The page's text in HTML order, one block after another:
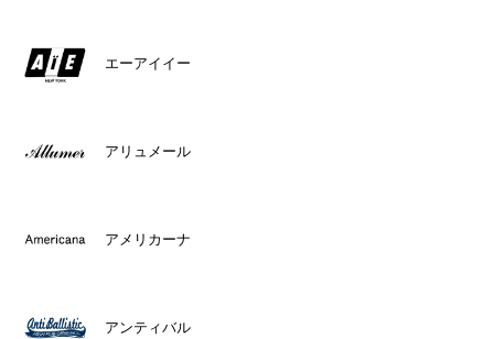
エーアイイー
アリュメール
アメリカーナ
アンティバル